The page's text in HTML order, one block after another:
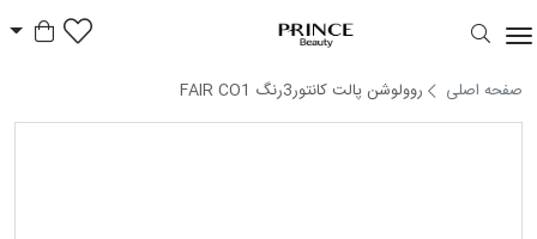
Prince Beauty سبد
صفحه اصلی روولوشن پالت کانتور3رنگ FAIR CO1